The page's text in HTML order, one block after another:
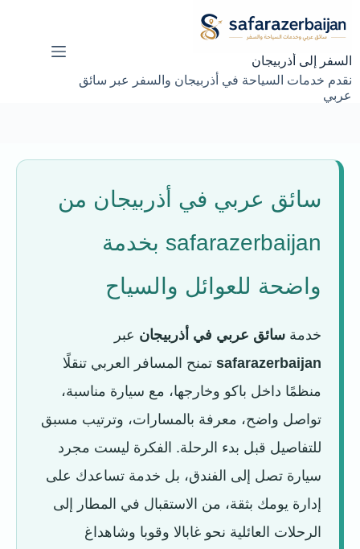
إلى
المحتوى
السفر إلى أذربيجان
نقدم خدمات السياحة في أذربيجان والسفر عبر سائق
عربي
سائق عربي في أذربيجان من
safarazerbaijan بخدمة
واضحة للعوائل والسياح
خدمة سائق عربي في أذربيجان عبر
safarazerbaijan تمنح المسافر العربي تنقلًا
منظمًا داخل باكو وخارجها، مع سيارة مناسبة،
تواصل واضح، معرفة بالمسارات، وترتيب مسبق
للتفاصيل قبل بدء الرحلة. الفكرة ليست مجرد
سيارة تصل إلى الفندق، بل خدمة تساعدك على
إدارة يومك بثقة، من الاستقبال في المطار إلى
الرحلات العائلية نحو غابالا وقوبا وشاهداغ